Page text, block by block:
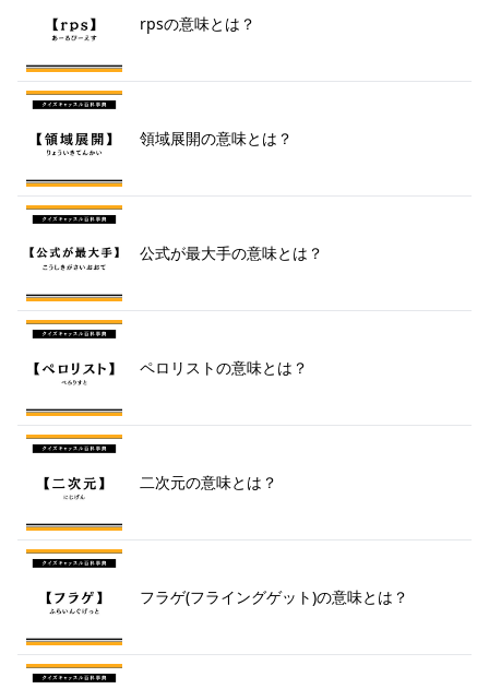
rpsの意味とは？
領域展開の意味とは？
公式が最大手の意味とは？
ペロリストの意味とは？
二次元の意味とは？
フラゲ(フライングゲット)の意味とは？